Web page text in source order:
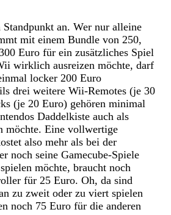
an. Wer nur alleine
mit einem Bundle von 250,
Euro für ein zusätzliches Spiel
wirklich ausreizen möchte, darf
locker 200 Euro
drei weitere Wii-Remotes (je 30
(je 20 Euro) gehören minimal
Daddelkiste auch als
möchte. Eine vollwertige
also mehr als bei der
noch seine Gamecube-Spiele
möchte, braucht noch
für 25 Euro. Oh, da sind
zu zweit oder zu viert spielen
noch 75 Euro für die anderen